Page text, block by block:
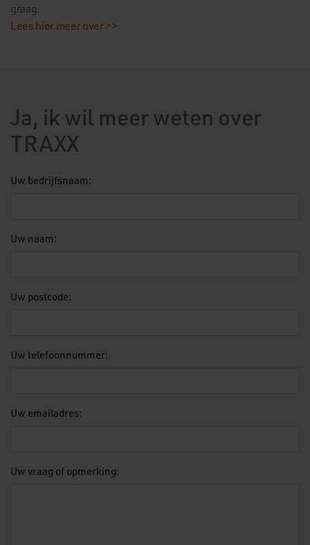
graag.
Lees hier meer over >>
Ja, ik wil meer weten over
TRAXX
Uw bedrijfsnaam:
Uw naam:
Gelieve dit veld leeg te laten.
Uw postcode:
Uw telefoonnummer:
Uw emailadres:
Uw vraag of opmerking: